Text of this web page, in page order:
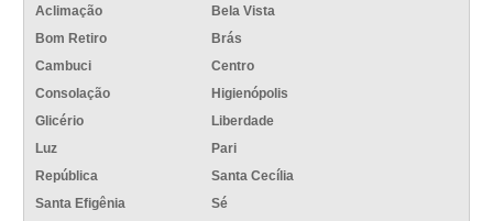
Aclimação
Bela Vista
Bom Retiro
Brás
Cambuci
Centro
Consolação
Higienópolis
Glicério
Liberdade
Luz
Pari
República
Santa Cecília
Santa Efigênia
Sé